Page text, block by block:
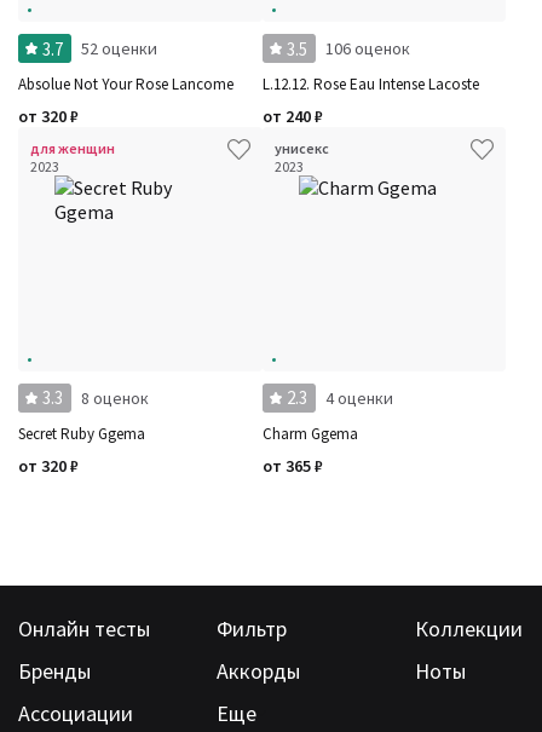
3.7 52 оценки
Absolue Not Your Rose Lancome
от 320₽
3.5 106 оценок
L.12.12. Rose Eau Intense Lacoste
от 240₽
для женщин
2023
3.3 8 оценок
Secret Ruby Ggema
от 320₽
унисекс
2023
2.3 4 оценки
Charm Ggema
от 365₽
Онлайн тесты Фильтр
Коллекции
Бренды
Аккорды
Ноты
Ассоциации
Еще